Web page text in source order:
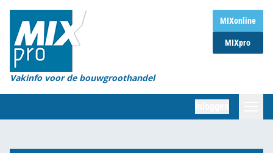
MIXonline
MIXpro
Vakinfo voor de bouwgroothandel
Home
Magazines
Organisaties